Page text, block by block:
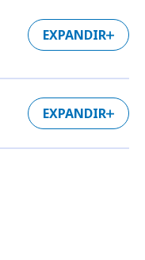
EXPANDIR
EXPANDIR